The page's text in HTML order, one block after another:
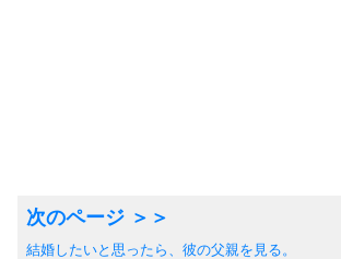
結婚したいと思ったら、彼の父親を見る。